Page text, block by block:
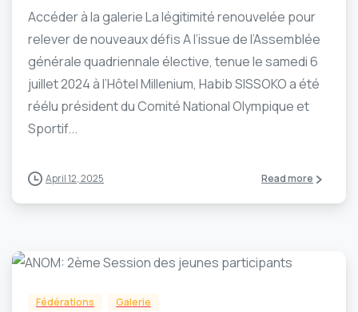
Accéder à la galerie La légitimité renouvelée pour
relever de nouveaux défis A l’issue de l’Assemblée
générale quadriennale élective, tenue le samedi 6
juillet 2024 à l’Hôtel Millenium, Habib SISSOKO a été
réélu président du Comité National Olympique et
Sportif...
April 12, 2025 Read more
Fédérations Galerie